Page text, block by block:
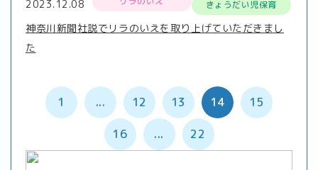
2023.12.08 きょうだい児保育
神奈川新聞社説でリラのいえを取り上げていただきまし
た
1 ... 12 13 14 15
16 ... 22